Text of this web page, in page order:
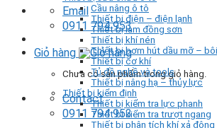
Email
0911 794 953
Giỏ hàng
Chưa có sản phẩm trong giỏ hàng.
Contact
0911 794 953
Cầu nâng ô tô
Thiết bị điện – điện lạnh
Thiết bị làm đồng sơn
Thiết bị khí nén
Thiết bị bơm hút dầu mỡ –
Thiết bị cơ khí
Tủ đồ nghề và tools
Thiết bị nâng hạ – thủy lực
Thiết bị kiểm định
Thiết bị kiểm tra lực phanh
Thiết bị kiểm tra trượt ngang
Thiết bị phân tích khí xả